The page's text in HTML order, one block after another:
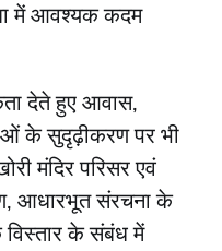
में आवश्यक कदम
देते हुए आवास,
के सुदृढ़ीकरण पर भी
मंदिर परिसर एवं
आधारभूत संरचना के
के संबंध में